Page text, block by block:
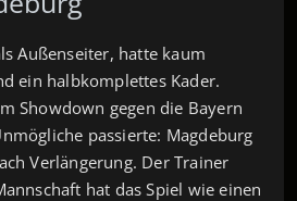
Außenseiter, hatte kaum
ein halbkomplettes Kader.
Showdown gegen die Bayern
passierte: Magdeburg
Verlängerung. Der Trainer
hat das Spiel wie einen